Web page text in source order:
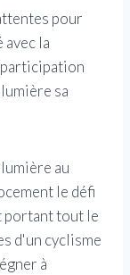
pour
la
participation
sa
au
le défi
portant tout le
d'un cyclisme
à